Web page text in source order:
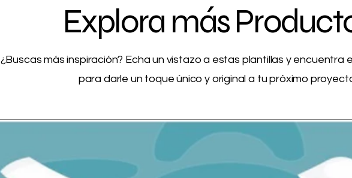
Explora más
¿Buscas más inspiración? Echa un vistazo a estas plantillas y encuentra
para darle un toque único y original a tu próximo